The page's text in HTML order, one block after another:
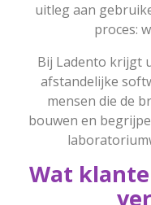
uitleg aan
proces:
Bij Ladento krijgt
afstandelijke
mensen die de
bouwen en
Wat